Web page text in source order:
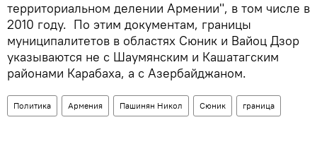
территориальном делении Армении", в том числе в
2010 году. По этим документам, границы
муниципалитетов в областях Сюник и Вайоц Дзор
указываются не с Шаумянским и Кашатагским
районами Карабаха, а с Азербайджаном.
Политика Армения Пашинян Никол Сюник граница